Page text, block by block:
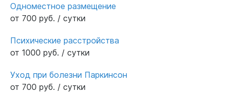
Одноместное размещение
от 700 руб. / сутки
Психические расстройства
от 1000 руб. / сутки
Уход при болезни Паркинсон
от 700 руб. / сутки